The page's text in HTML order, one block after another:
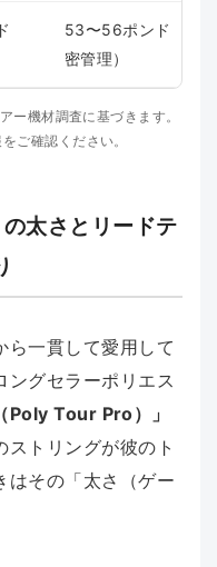
53〜56ポンド（や
密管理）
機材調査に基づきます。
ご確認ください。
太さとリードテ
ら一貫して愛用して
ングセラーポリエス
Poly Tour Pro）」
トリングが彼のト
はその「太さ（ゲー